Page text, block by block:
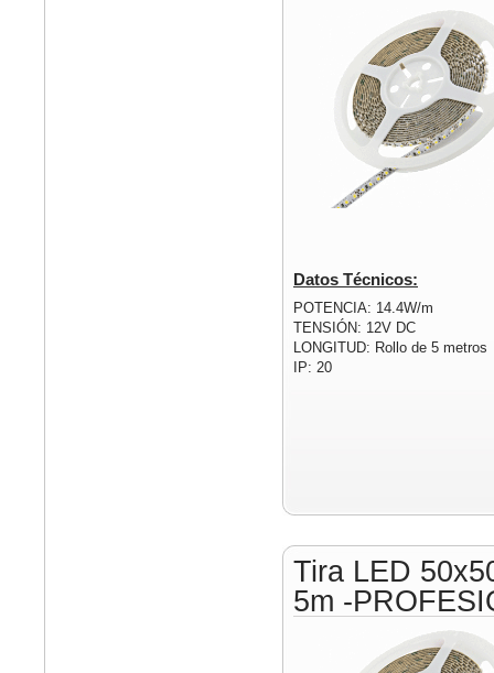
Datos Técnicos:
POTENCIA: 14.4W/m
TENSIÓN: 12V DC
LONGITUD: Rollo de 5 metros
IP: 20
Tira LED
5m -